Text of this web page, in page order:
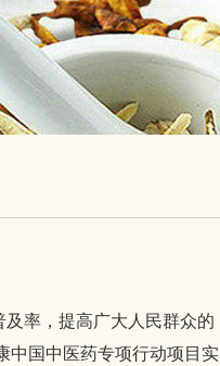
率，提高广大人民群众的
中国中医药专项行动项目实